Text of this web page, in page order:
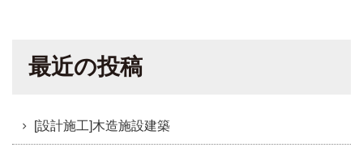
最近の投稿
[設計施工]木造施設建築